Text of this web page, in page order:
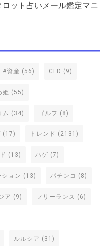
ット占いメール鑑定マニ
#資産 (56) CFD (9)
姫 (55)
ム (34) ゴルフ (8)
(17) トレンド (2131)
(13) ハゲ (7)
ョン (13) パチンコ (8)
ア (9) フリーランス (6)
ルルシア (31)